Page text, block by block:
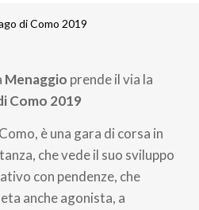
di Como 2019
Menaggio prende il via la
Como 2019
è una gara di corsa in
che vede il suo sviluppo
con pendenze, che
anche agonista, a